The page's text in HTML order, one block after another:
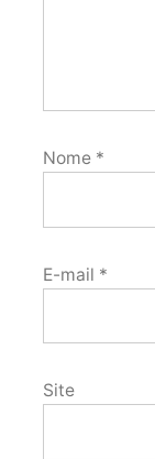
Nome *
E-mail *
Site